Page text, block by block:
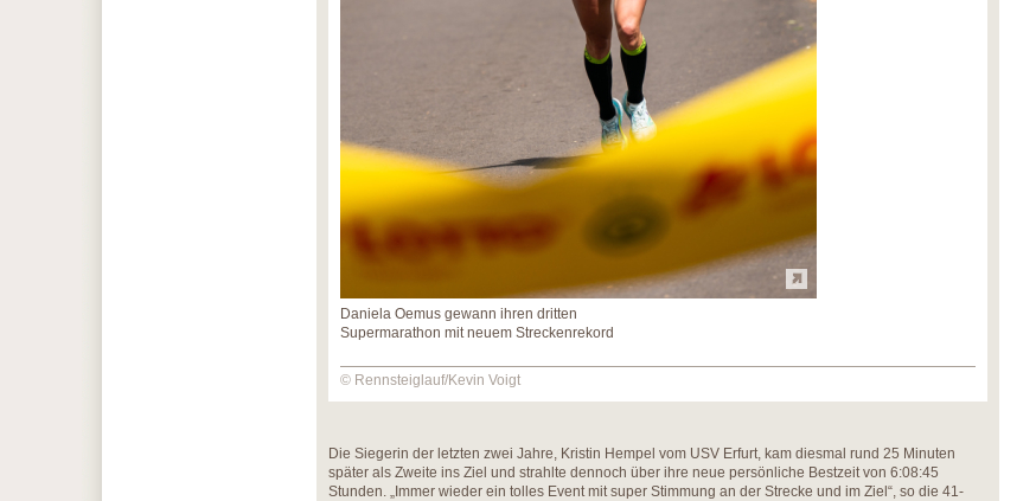
Daniela Oemus gewann ihren dritten
Supermarathon mit neuem Streckenrekord
© Rennsteiglauf/Kevin Voigt
Die Siegerin der letzten zwei Jahre, Kristin Hempel vom USV Erfurt, kam diesmal rund 25 Minuten
später als Zweite ins Ziel und strahlte dennoch über ihre neue persönliche Bestzeit von 6:08:45
Stunden. „Immer wieder ein tolles Event mit super Stimmung an der Strecke und im Ziel“, so die 41-